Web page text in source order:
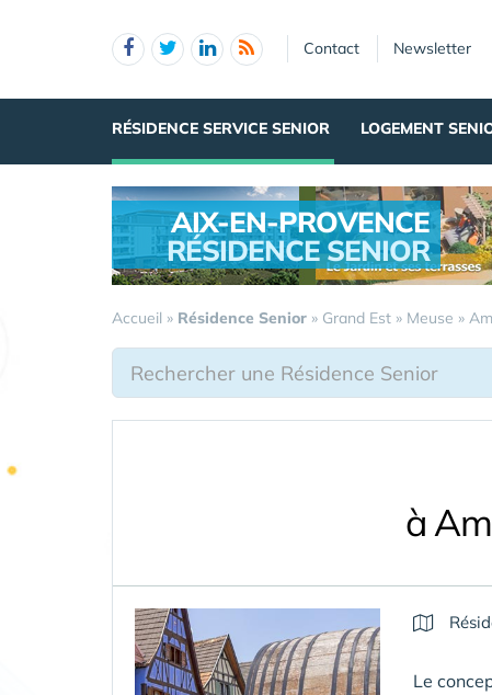
Contact Newsletter
RÉSIDENCE SERVICE SENIOR LOGEMENT
AIX-EN-PROVENCE
RÉSIDENCE SENIOR
Accueil » Résidence Senior » Grand Est » Meuse »
à
Le